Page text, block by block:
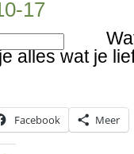
17
alles wat je
Facebook Meer